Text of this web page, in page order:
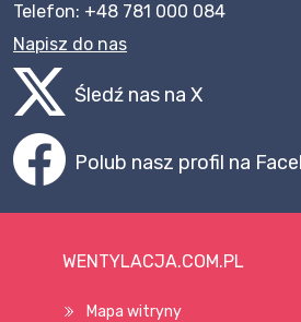
Telefon: +48 781 000 084
Napisz do nas
Śledź nas na X
Polub nasz profil na
WENTYLACJA.COM.PL
Mapa witryny